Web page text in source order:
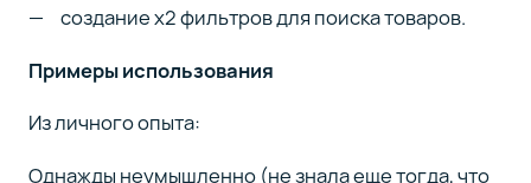
создание х2 фильтров для поиска товаров.
Примеры использования
Из личного опыта:
Однажды неумышленно (не знала еще тогда, что